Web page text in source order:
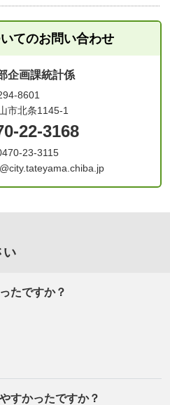
てのお問い合わせ
企画課統計係
8601
市北条1145-1
22-3168
23-3115
い
たですか？
すかったですか？